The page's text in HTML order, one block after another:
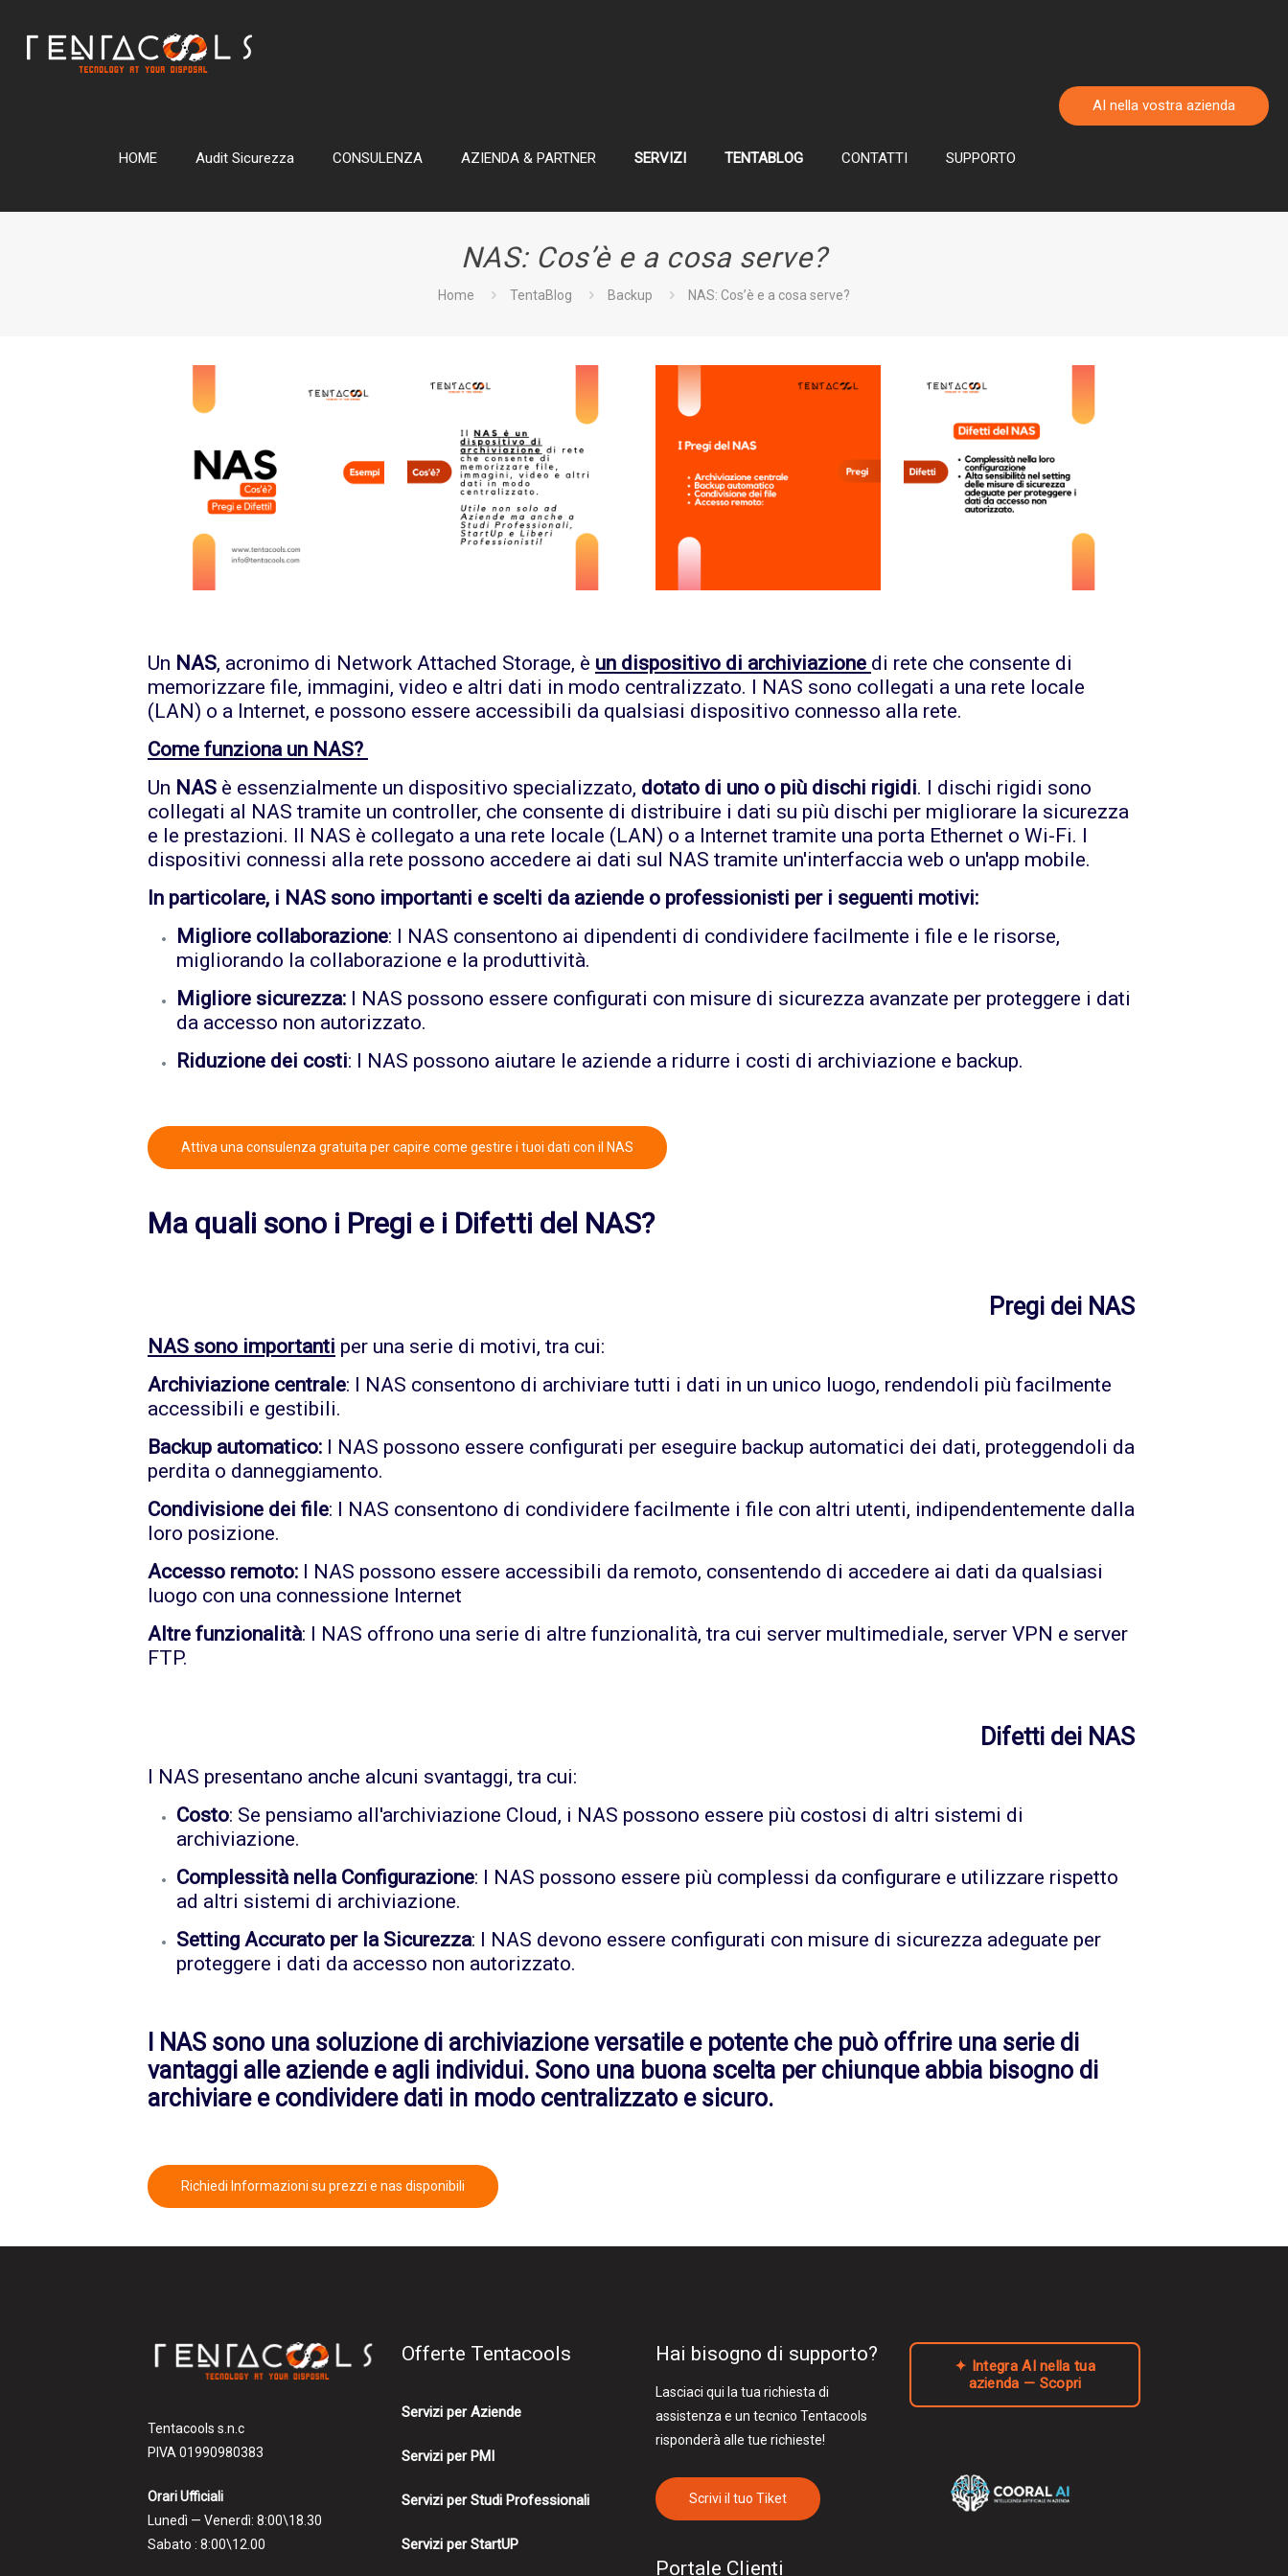
HOME Audit Sicurezza CONSULENZA AZIENDA & PARTNER SERVIZI TENTABLOG CONTATTI SUPPORTO
AI nella vostra azienda
NAS: Cos’è e a cosa serve?
Home TentaBlog Backup NAS: Cos’è e a cosa serve?
Un NAS, acronimo di Network Attached Storage, è un dispositivo di archiviazione di rete che consente di
memorizzare file, immagini, video e altri dati in modo centralizzato. I NAS sono collegati a una rete locale
(LAN) o a Internet, e possono essere accessibili da qualsiasi dispositivo connesso alla rete.
Come funziona un NAS?
Un NAS è essenzialmente un dispositivo specializzato, dotato di uno o più dischi rigidi. I dischi rigidi sono
collegati al NAS tramite un controller, che consente di distribuire i dati su più dischi per migliorare la sicurezza
e le prestazioni. Il NAS è collegato a una rete locale (LAN) o a Internet tramite una porta Ethernet o Wi-Fi. I
dispositivi connessi alla rete possono accedere ai dati sul NAS tramite un'interfaccia web o un'app mobile.
In particolare, i NAS sono importanti e scelti da aziende o professionisti per i seguenti motivi:
Migliore collaborazione: I NAS consentono ai dipendenti di condividere facilmente i file e le risorse,
migliorando la collaborazione e la produttività.
Migliore sicurezza: I NAS possono essere configurati con misure di sicurezza avanzate per proteggere i dati
da accesso non autorizzato.
Riduzione dei costi: I NAS possono aiutare le aziende a ridurre i costi di archiviazione e backup.
Attiva una consulenza gratuita per capire come gestire i tuoi dati con il NAS
Ma quali sono i Pregi e i Difetti del NAS?
Pregi dei NAS
NAS sono importanti per una serie di motivi, tra cui:
Archiviazione centrale: I NAS consentono di archiviare tutti i dati in un unico luogo, rendendoli più facilmente
accessibili e gestibili.
Backup automatico: I NAS possono essere configurati per eseguire backup automatici dei dati, proteggendoli da
perdita o danneggiamento.
Condivisione dei file: I NAS consentono di condividere facilmente i file con altri utenti, indipendentemente dalla
loro posizione.
Accesso remoto: I NAS possono essere accessibili da remoto, consentendo di accedere ai dati da qualsiasi
luogo con una connessione Internet
Altre funzionalità: I NAS offrono una serie di altre funzionalità, tra cui server multimediale, server VPN e server
FTP.
Difetti dei NAS
I NAS presentano anche alcuni svantaggi, tra cui:
Costo: Se pensiamo all'archiviazione Cloud, i NAS possono essere più costosi di altri sistemi di
archiviazione.
Complessità nella Configurazione: I NAS possono essere più complessi da configurare e utilizzare rispetto
ad altri sistemi di archiviazione.
Setting Accurato per la Sicurezza: I NAS devono essere configurati con misure di sicurezza adeguate per
proteggere i dati da accesso non autorizzato.
I NAS sono una soluzione di archiviazione versatile e potente che può offrire una serie di
vantaggi alle aziende e agli individui. Sono una buona scelta per chiunque abbia bisogno di
archiviare e condividere dati in modo centralizzato e sicuro.
Richiedi Informazioni su prezzi e nas disponibili
Tentacools s.n.c
PIVA 01990980383
Orari Ufficiali
Lunedì — Venerdì: 8:00\18.30
Sabato : 8:00\12.00
Offerte Tentacools
Servizi per Aziende
Servizi per PMI
Servizi per Studi Professionali
Servizi per StartUP
Hai bisogno di supporto?
Lasciaci qui la tua richiesta di
assistenza e un tecnico Tentacools
risponderà alle tue richieste!
Scrivi il tuo Tiket
Portale Clienti
✦ Integra AI nella tua
azienda — Scopri